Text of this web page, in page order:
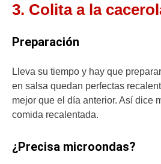
3. Colita a la
Preparación
Lleva su tiempo y hay que
en salsa quedan perfectas
mejor que el día anterior. Así dice
comida recalentada.
¿Precisa microondas?